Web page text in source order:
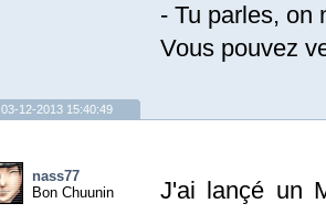
- Tu parles, on
Vous pouvez
03-12-2013 15:40:49
nass77
Bon Chuunin
J'ai lançé un